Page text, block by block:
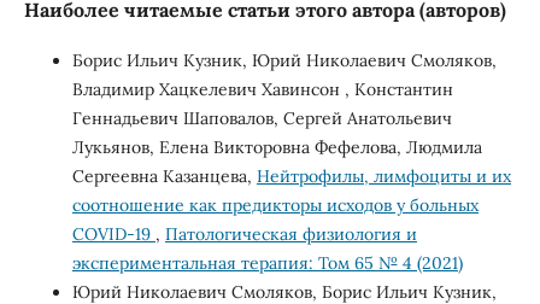
Наиболее читаемые статьи этого автора (авторов)
Борис Ильич Кузник, Юрий Николаевич Смоляков,
Владимир Хацкелевич Хавинсон , Константин
Геннадьевич Шаповалов, Сергей Анатольевич
Лукьянов, Елена Викторовна Фефелова, Людмила
Сергеевна Казанцева, Нейтрофилы, лимфоциты и их
соотношение как предикторы исходов у больных
COVID-19 , Патологическая физиология и
экспериментальная терапия: Том 65 № 4 (2021)
Юрий Николаевич Смоляков, Борис Ильич Кузник,